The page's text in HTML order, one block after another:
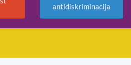
antidiskriminacija